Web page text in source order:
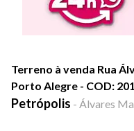
Terreno à venda Rua
Porto Alegre - COD:
Petrópolis - Álvares